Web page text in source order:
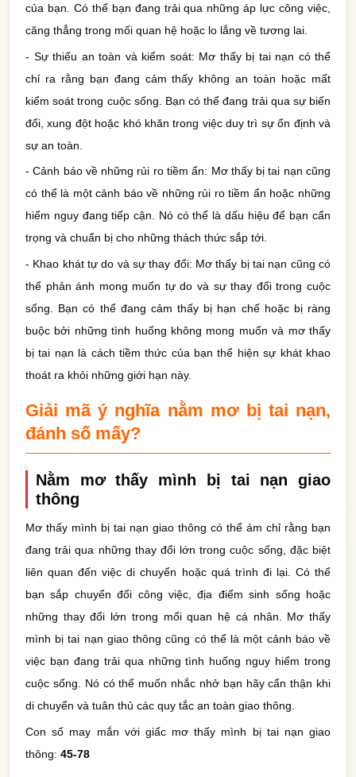
của bạn. Có thể bạn đang trải qua những áp lực công việc,
căng thẳng trong mối quan hệ hoặc lo lắng về tương lai.
- Sự thiếu an toàn và kiểm soát: Mơ thấy bị tai nạn có thể
chỉ ra rằng bạn đang cảm thấy không an toàn hoặc mất
kiểm soát trong cuộc sống. Bạn có thể đang trải qua sự biến
đổi, xung đột hoặc khó khăn trong việc duy trì sự ổn định và
sự an toàn.
- Cảnh báo về những rủi ro tiềm ẩn: Mơ thấy bị tai nạn cũng
có thể là một cảnh báo về những rủi ro tiềm ẩn hoặc những
hiểm nguy đang tiếp cận. Nó có thể là dấu hiệu để bạn cẩn
trọng và chuẩn bị cho những thách thức sắp tới.
- Khao khát tự do và sự thay đổi: Mơ thấy bị tai nạn cũng có
thể phản ánh mong muốn tự do và sự thay đổi trong cuộc
sống. Bạn có thể đang cảm thấy bị hạn chế hoặc bị ràng
buộc bởi những tình huống không mong muốn và mơ thấy
bị tai nạn là cách tiềm thức của bạn thể hiện sự khát khao
thoát ra khỏi những giới hạn này.
Giải mã ý nghĩa nằm mơ bị tai nạn,
đánh số mấy?
Nằm mơ thấy mình bị tai nạn giao
thông
Mơ thấy mình bị tai nạn giao thông có thể ám chỉ rằng bạn
đang trải qua những thay đổi lớn trong cuộc sống, đặc biệt
liên quan đến việc di chuyển hoặc quá trình đi lại. Có thể
bạn sắp chuyển đổi công việc, địa điểm sinh sống hoặc
những thay đổi lớn trong mối quan hệ cá nhân. Mơ thấy
mình bị tai nạn giao thông cũng có thể là một cảnh báo về
việc bạn đang trải qua những tình huống nguy hiểm trong
cuộc sống. Nó có thể muốn nhắc nhở bạn hãy cẩn thận khi
di chuyển và tuân thủ các quy tắc an toàn giao thông.
Con số may mắn với giấc mơ thấy mình bị tai nạn giao
thông: 45-78